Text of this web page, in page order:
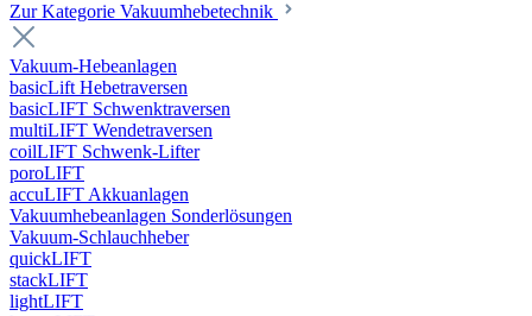
Zur Kategorie Vakuumhebetechnik
Vakuum-Hebeanlagen
basicLift Hebetraversen
basicLIFT Schwenktraversen
multiLIFT Wendetraversen
coilLIFT Schwenk-Lifter
poroLIFT
accuLIFT Akkuanlagen
Vakuumhebeanlagen Sonderlösungen
Vakuum-Schlauchheber
quickLIFT
stackLIFT
lightLIFT